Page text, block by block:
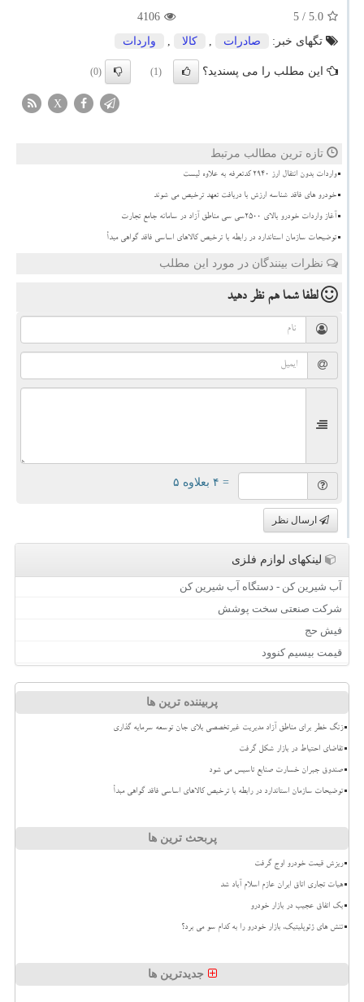
5.0
/ 5
4106
تگهای خبر:
صادرات , كالا , واردات
این مطلب را می پسندید؟ (1)
(0)
X
تازه ترین مطالب مرتبط
واردات بدون انتقال ارز ۲۹۴۰ کدتعرفه به علاوه لیست
خودرو های فاقد شناسه ارزش با دریافت تعهد ترخیص می شوند
آغاز واردات خودرو بالای ۲۵۰۰سی سی مناطق آزاد در سامانه جامع تجارت
توضیحات سازمان استاندارد در رابطه با ترخیص کالاهای اساسی فاقد گواهی مبدأ
نظرات بینندگان در مورد این مطلب
لطفا شما همنظر دهید
= ۴ بعلاوه ۵
ارسال نظر
لینکهای لوازم فلزی
آب شیرین کن - دستگاه آب شیرین کن
شرکت صنعتی سخت پوشش
فیش حج
قیمت بیسیم کنوود
پربیننده ترین ها
زنگ خطر برای مناطق آزاد مدیریت غیرتخصصی بلای جان توسعه سرمایه گذاری
تقاضای احتیاط در بازار شکل گرفت
صندوق جبران خسارت صنایع تاسیس می شود
توضیحات سازمان استاندارد در رابطه با ترخیص کالاهای اساسی فاقد گواهی مبدأ
پربحث ترین ها
ریزش قیمت خودرو اوج گرفت
هیات تجاری اتاق ایران عازم اسلام آباد شد
بک اتفاق عجیب در بازار خودرو
تنش های ژئوپلیتیک، بازار خودرو را به کدام سو می برد؟
جدیدترین ها